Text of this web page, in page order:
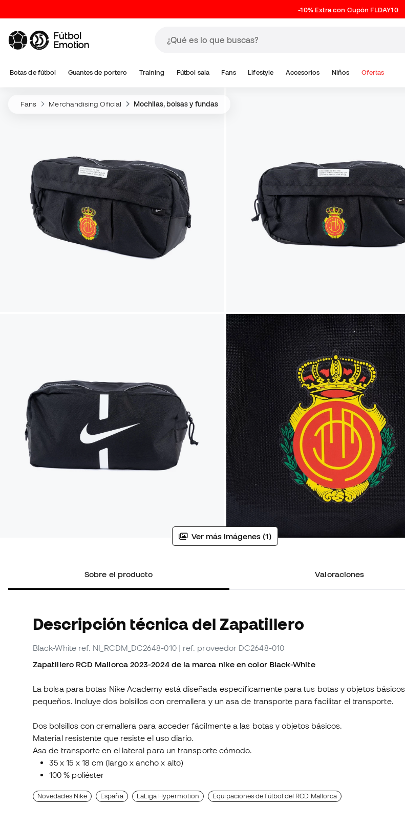
-10% Extra con Cupón FLDAY10
Botas de fútbol Guantes de portero Training Fútbol sala Fans Lifestyle Accesorios Niños Ofertas
Fans Merchandising Oficial Mochilas, bolsas y fundas
Ver más imágenes (1)
Sobre el producto Valoraciones
Descripción técnica del Zapatillero
Black-White ref. NI_RCDM_DC2648-010 | ref. proveedor DC2648-010
Zapatillero RCD Mallorca 2023-2024 de la marca nike en color Black-White
La bolsa para botas Nike Academy está diseñada específicamente para tus botas y objetos básicos
pequeños. Incluye dos bolsillos con cremallera y un asa de transporte para facilitar el transporte.
Dos bolsillos con cremallera para acceder fácilmente a las botas y objetos básicos.
Material resistente que resiste el uso diario.
Asa de transporte en el lateral para un transporte cómodo.
35 x 15 x 18 cm (largo x ancho x alto)
100 % poliéster
Novedades Nike España LaLiga Hypermotion Equipaciones de fútbol del RCD Mallorca